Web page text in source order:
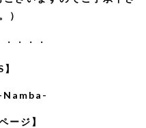
）
・・・・
ージ】